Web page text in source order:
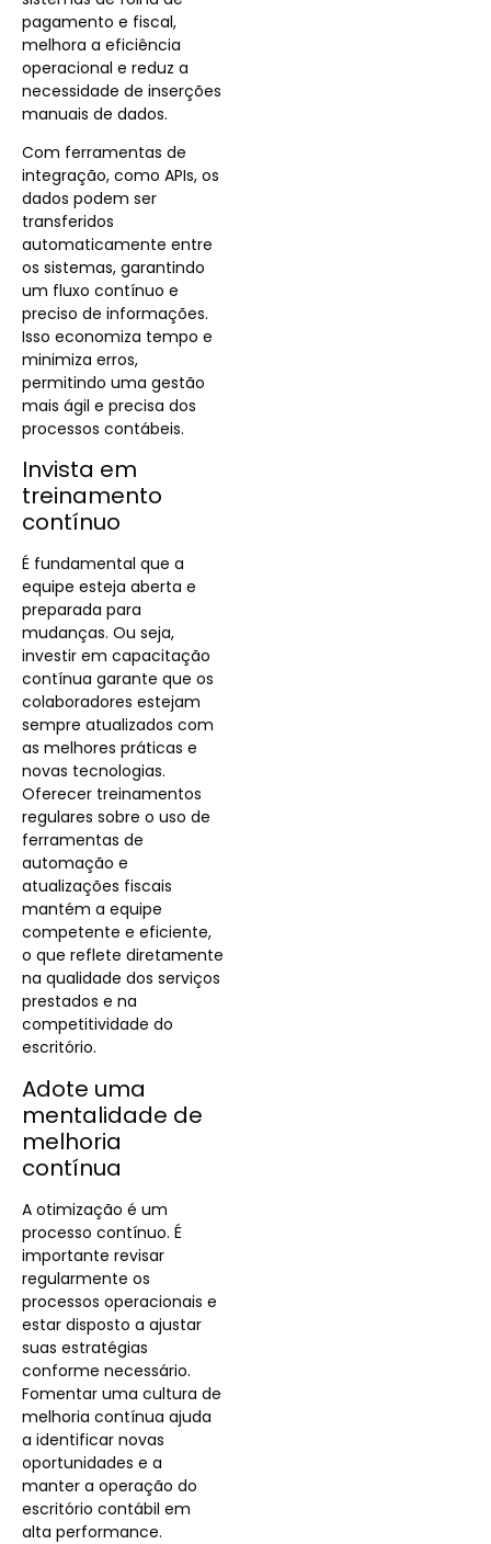
pagamento e fiscal,
melhora a eficiência
operacional e reduz a
necessidade de inserções
manuais de dados.
Com ferramentas de
integração, como APIs, os
dados podem ser
transferidos
automaticamente entre
os sistemas, garantindo
um fluxo contínuo e
preciso de informações.
Isso economiza tempo e
minimiza erros,
permitindo uma gestão
mais ágil e precisa dos
processos contábeis.
Invista em
treinamento
contínuo
É fundamental que a
equipe esteja aberta e
preparada para
mudanças. Ou seja,
investir em capacitação
contínua garante que os
colaboradores estejam
sempre atualizados com
as melhores práticas e
novas tecnologias.
Oferecer treinamentos
regulares sobre o uso de
ferramentas de
automação e
atualizações fiscais
mantém a equipe
competente e eficiente,
o que reflete diretamente
na qualidade dos serviços
prestados e na
competitividade do
escritório.
Adote uma
mentalidade de
melhoria
contínua
A otimização é um
processo contínuo. É
importante revisar
regularmente os
processos operacionais e
estar disposto a ajustar
suas estratégias
conforme necessário.
Fomentar uma cultura de
melhoria contínua ajuda
a identificar novas
oportunidades e a
manter a operação do
escritório contábil em
alta performance.